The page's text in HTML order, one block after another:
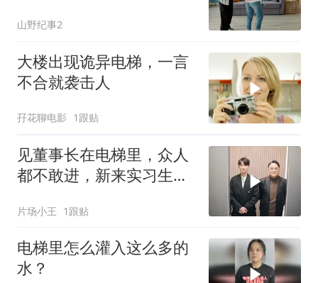
山野纪事2
大楼出现诡异电梯，一言
不合就袭击人
孖花聊电影 1跟贴
见董事长在电梯里，众人
都不敢进，新来实习生却
片场小王 1跟贴
电梯里怎么灌入这么多的
水？